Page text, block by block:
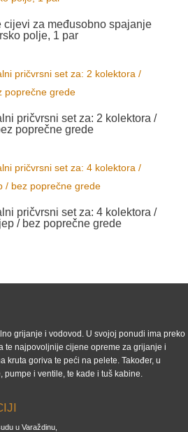
cijevi za međusobno spajanje
polje, 1 par
pričvrsni set za: 2 kolektora /
poprečne grede
pričvrsni set za: 4 kolektora /
/ bez poprečne grede
grijanje i vodovod. U svojoj ponudi ima preko
te najpovoljnije cijene opreme za grijanje i
kruta goriva te peći na pelete. Također, u
i ventile, te kade i tuš kabine.
u Varaždinu,